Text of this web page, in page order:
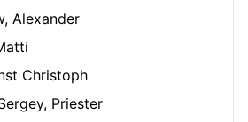
Alexander
Christoph
Priester